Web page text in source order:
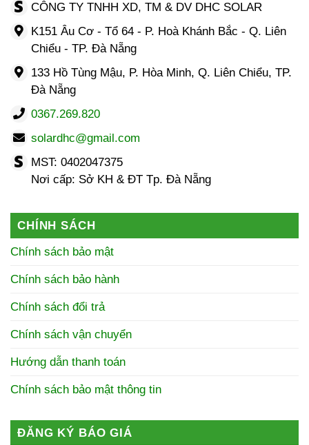
CÔNG TY TNHH XD, TM & DV DHC SOLAR
K151 Âu Cơ - Tổ 64 - P. Hoà Khánh Bắc - Q. Liên
Chiểu - TP. Đà Nẵng
133 Hồ Tùng Mậu, P. Hòa Minh, Q. Liên Chiểu, TP.
Đà Nẵng
0367.269.820
solardhc@gmail.com
MST: 0402047375
Nơi cấp: Sở KH & ĐT Tp. Đà Nẵng
CHÍNH SÁCH
Chính sách bảo mật
Chính sách bảo hành
Chính sách đổi trả
Chính sách vận chuyển
Hướng dẫn thanh toán
Chính sách bảo mật thông tin
ĐĂNG KÝ BÁO GIÁ